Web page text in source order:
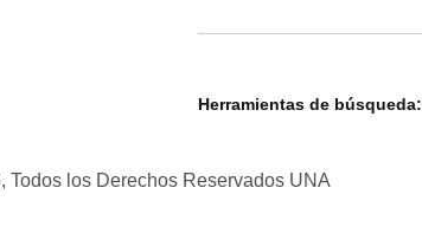
Herramientas de búsqueda:
Todos los Derechos Reservados UNA